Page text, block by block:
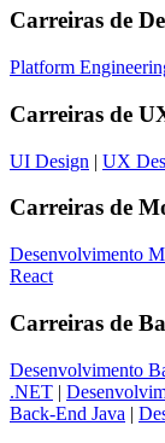
Carreiras de
Platform
Carreiras de
UI Design | UX
Carreiras de
Desenvolvimento
React
Carreiras de
Desenvolvimento
.NET |
Back-End Java |